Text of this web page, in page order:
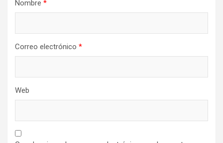
Nombre *
Correo electrónico *
Web